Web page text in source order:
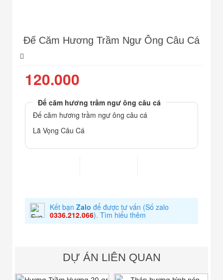
Đế Căm Hương Trầm Ngư Ông Câu Cá
120.000
Đế căm hương trầm ngư ông câu cá
Đế căm hương trầm ngư ông câu cá
Lã Vọng Câu Cá
Kết bạn Zalo để được tư vấn (Số zalo
0336.212.066). Tìm hiểu thêm
DỰ ÁN LIÊN QUAN